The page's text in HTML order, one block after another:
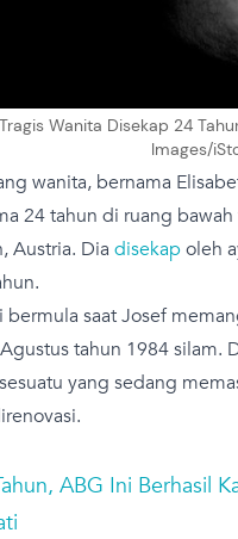
Wanita Disekap 24
Images/
wanita, bernama
24 tahun di ruang
Austria. Dia disekap oleh
bermula saat Josef
tahun 1984 silam.
yang sedang
ABG Ini Berhasil